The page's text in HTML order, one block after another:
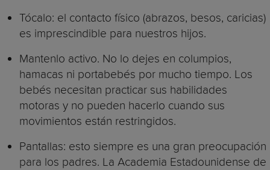
Tócalo: el contacto físico (abrazos, besos, caricias)
es imprescindible para nuestros hijos.
Mantenlo activo. No lo dejes en columpios,
hamacas ni portabebés por mucho tiempo. Los
bebés necesitan practicar sus habilidades
motoras y no pueden hacerlo cuando sus
movimientos están restringidos.
Pantallas: esto siempre es una gran preocupación
para los padres. La Academia Estadounidense de